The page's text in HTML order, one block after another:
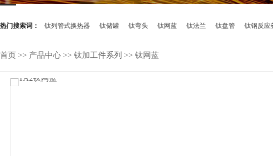
热门搜索词： 钛列管式换热器 钛储罐 钛弯头 钛网蓝 钛法兰 钛盘管 钛钢反应
首页 >> 产品中心 >> 钛加工件系列 >> 钛网蓝